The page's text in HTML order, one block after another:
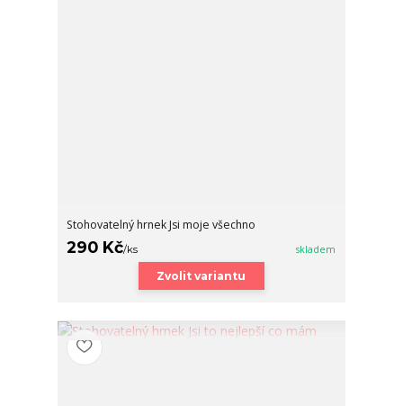
Stohovatelný hrnek Jsi moje všechno
290 Kč/ks skladem
Zvolit variantu